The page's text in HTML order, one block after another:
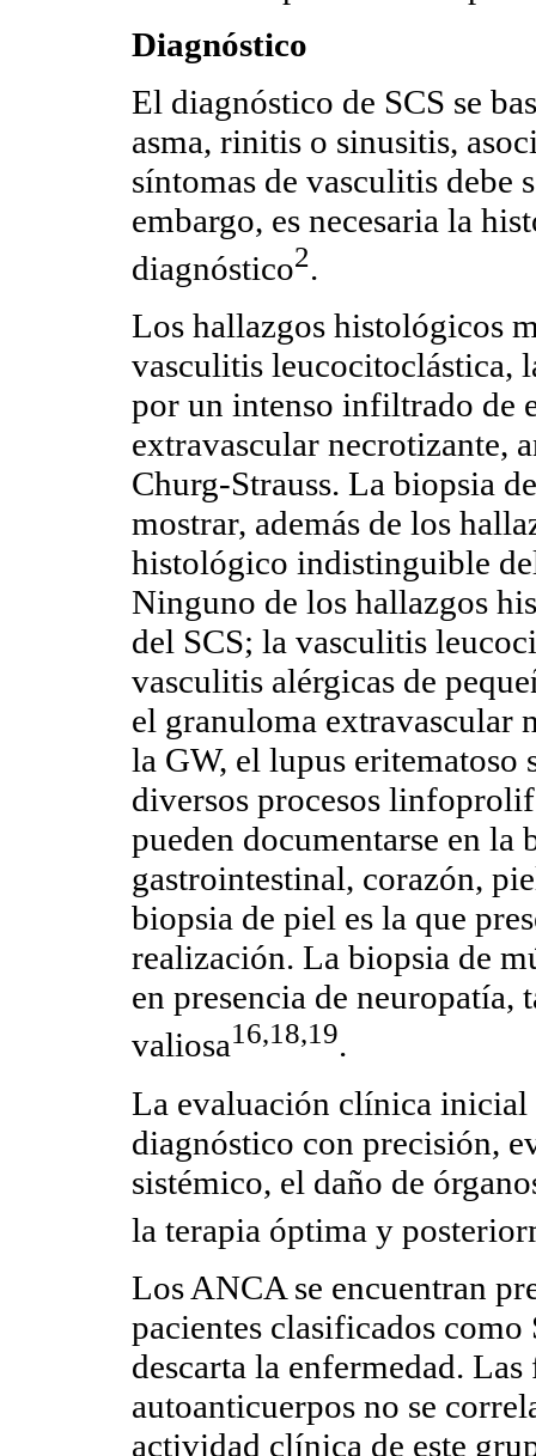
Diagnóstico
El diagnóstico de SCS se
asma, rinitis o sinusitis,
síntomas de vasculitis debe
embargo, es necesaria la
diagnóstico2.
Los hallazgos histológicos
vasculitis leucocitoclástica,
por un intenso infiltrado de
extravascular necrotizante,
Churg-Strauss. La biopsia
mostrar, además de los
histológico indistinguible
Ninguno de los hallazgos
del SCS; la vasculitis
vasculitis alérgicas de
el granuloma extravascular
la GW, el lupus
diversos procesos
pueden documentarse en
gastrointestinal, corazón,
biopsia de piel es la que
realización. La biopsia de
en presencia de
valiosa16,18,19.
La evaluación clínica inicial
diagnóstico con precisión,
sistémico, el daño de
la terapia óptima y
Los ANCA se encuentran
pacientes clasificados como
descarta la enfermedad.
autoanticuerpos no se
actividad clínica de este